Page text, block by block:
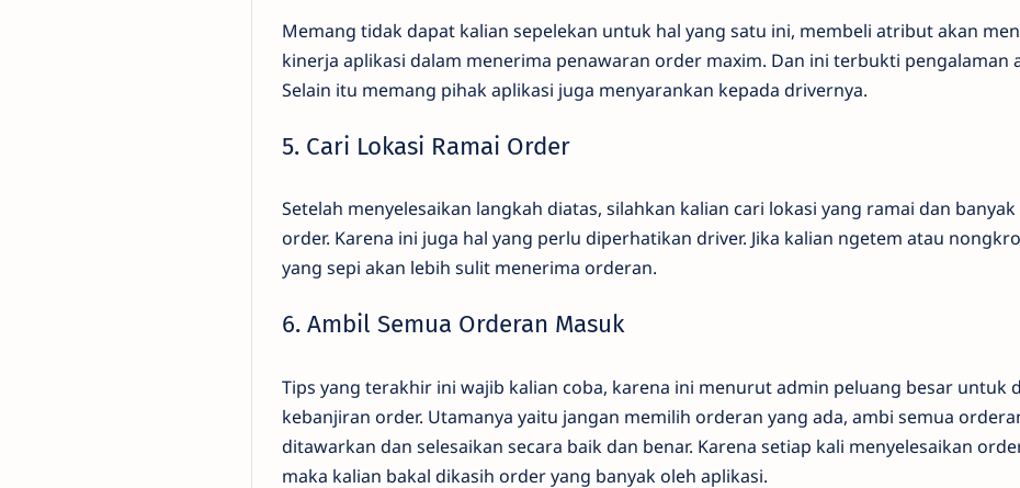
Memang tidak dapat kalian sepelekan untuk hal yang satu ini, membeli atribut akan
kinerja aplikasi dalam menerima penawaran order maxim. Dan ini terbukti pengalaman
Selain itu memang pihak aplikasi juga menyarankan kepada drivernya.
5. Cari Lokasi Ramai Order
Setelah menyelesaikan langkah diatas, silahkan kalian cari lokasi yang ramai dan
order. Karena ini juga hal yang perlu diperhatikan driver. Jika kalian ngetem atau
yang sepi akan lebih sulit menerima orderan.
6. Ambil Semua Orderan Masuk
Tips yang terakhir ini wajib kalian coba, karena ini menurut admin peluang besar untuk
kebanjiran order. Utamanya yaitu jangan memilih orderan yang ada, ambi semua
ditawarkan dan selesaikan secara baik dan benar. Karena setiap kali menyelesaikan
maka kalian bakal dikasih order yang banyak oleh aplikasi.